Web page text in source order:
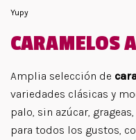
Yupy
CARAMELOS
Amplia selección de
variedades clásicas y
palo, sin azúcar,
para todos los gustos,